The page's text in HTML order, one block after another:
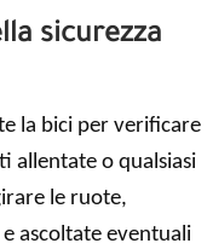
sicurezza
la bici per verificare
allentate o qualsiasi
le ruote,
ascoltate eventuali